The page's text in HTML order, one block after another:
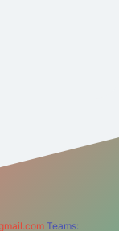
Teams: